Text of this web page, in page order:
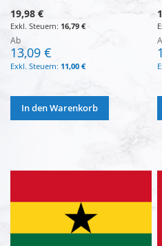
19,98 €
16,79 €
Ab
13,09 €
11,00 €
In den Warenkorb